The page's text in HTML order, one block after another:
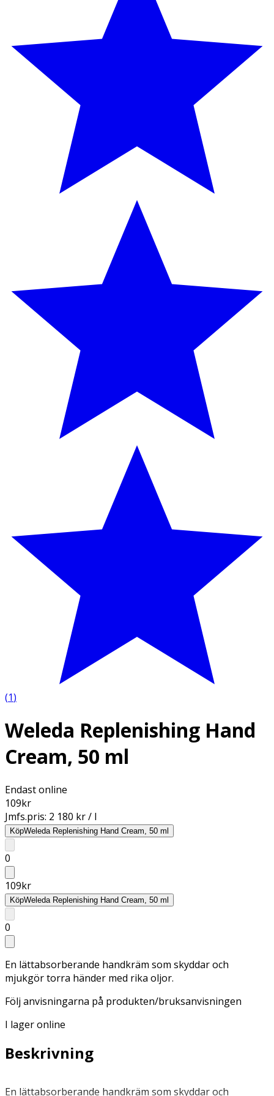
(1)
Weleda Replenishing Hand
Cream, 50 ml
Endast online
109kr
Jmfs.pris: 2 180 kr / l
KöpWeleda Replenishing Hand Cream, 50 ml
0
109kr
KöpWeleda Replenishing Hand Cream, 50 ml
0
En lättabsorberande handkräm som skyddar och
mjukgör torra händer med rika oljor.
Följ anvisningarna på produkten/bruksanvisningen
I lager online
Beskrivning
En lättabsorberande handkräm som skyddar och